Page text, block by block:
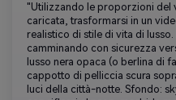
"Utilizzando le proporzioni del
caricata, trasformarsi in un
realistico di stile di vita di
camminando con sicurezza
lusso nera opaca (o berlina di
cappotto di pelliccia scura
luci della città-notte. Sfondo: